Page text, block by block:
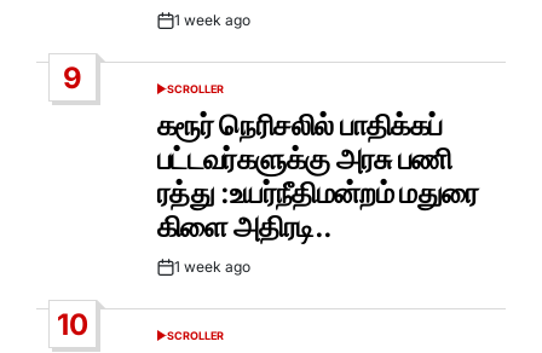
Post1 week ago
9
POSTED
SCROLLER
கரூர் நெரிசலில் பாதிக்கப்
பட்டவர்களுக்கு அரசு பணி
ரத்து :உயர்நீதிமன்றம் மதுரை
கிளை அதிரடி..
Post1 week ago
10
POSTED
SCROLLER